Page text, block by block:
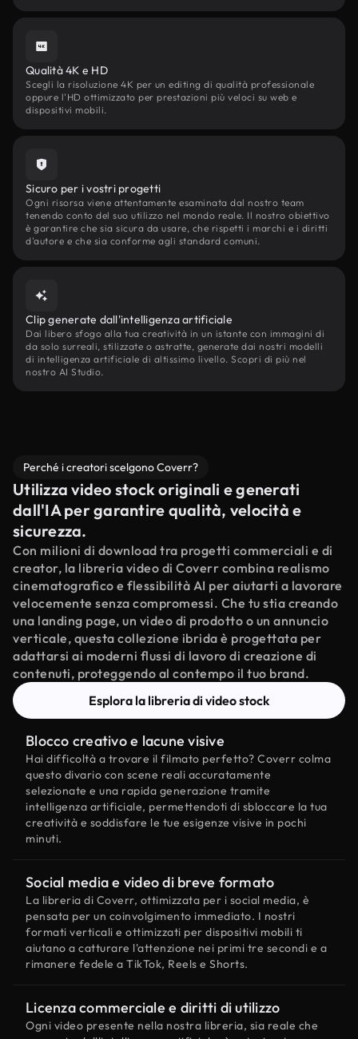
Qualità 4K e HD
Scegli la risoluzione 4K per un editing di qualità professionale
oppure l'HD ottimizzato per prestazioni più veloci su web e
dispositivi mobili.
Sicuro per i vostri progetti
Ogni risorsa viene attentamente esaminata dal nostro team
tenendo conto del suo utilizzo nel mondo reale. Il nostro obiettivo
è garantire che sia sicura da usare, che rispetti i marchi e i diritti
d'autore e che sia conforme agli standard comuni.
Clip generate dall'intelligenza artificiale
Dai libero sfogo alla tua creatività in un istante con immagini di
da solo surreali, stilizzate o astratte, generate dai nostri modelli
di intelligenza artificiale di altissimo livello. Scopri di più nel
nostro AI Studio.
Perché i creatori scelgono Coverr?
Utilizza video stock originali e generati
dall'IA per garantire qualità, velocità e
sicurezza.
Con milioni di download tra progetti commerciali e di
creator, la libreria video di Coverr combina realismo
cinematografico e flessibilità AI per aiutarti a lavorare
velocemente senza compromessi. Che tu stia creando
una landing page, un video di prodotto o un annuncio
verticale, questa collezione ibrida è progettata per
adattarsi ai moderni flussi di lavoro di creazione di
contenuti, proteggendo al contempo il tuo brand.
Esplora la libreria di video stock
Blocco creativo e lacune visive
Hai difficoltà a trovare il filmato perfetto? Coverr colma
questo divario con scene reali accuratamente
selezionate e una rapida generazione tramite
intelligenza artificiale, permettendoti di sbloccare la tua
creatività e soddisfare le tue esigenze visive in pochi
minuti.
Social media e video di breve formato
La libreria di Coverr, ottimizzata per i social media, è
pensata per un coinvolgimento immediato. I nostri
formati verticali e ottimizzati per dispositivi mobili ti
aiutano a catturare l'attenzione nei primi tre secondi e a
rimanere fedele a TikTok, Reels e Shorts.
Licenza commerciale e diritti di utilizzo
Ogni video presente nella nostra libreria, sia reale che